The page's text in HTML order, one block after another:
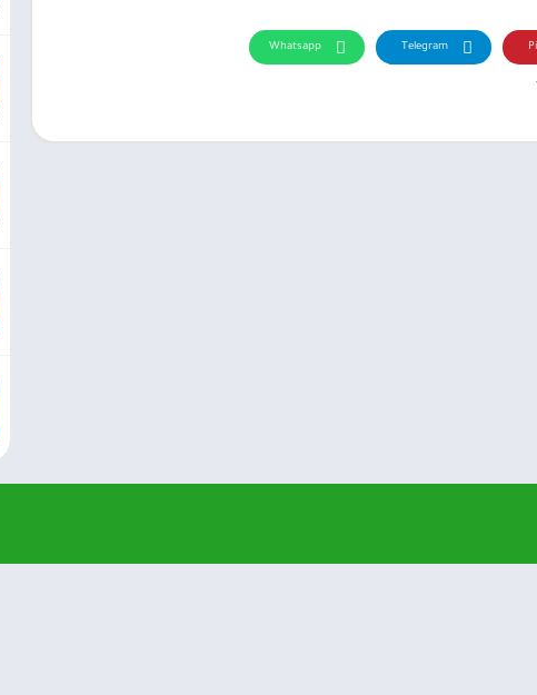
Telegram
Whatsapp